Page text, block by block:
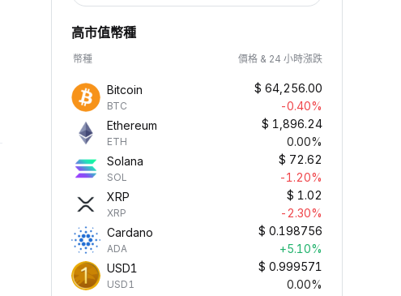
高市值幣種
幣種 價格 & 24 小時漲跌
Bitcoin
BTC
$ 64,256.00
-0.40%
Ethereum
ETH
$ 1,896.24
0.00%
Solana
SOL
$ 72.62
-1.20%
XRP
XRP
$ 1.02
-2.30%
Cardano
ADA
$ 0.198756
+5.10%
USD1
USD1
$ 0.999571
0.00%